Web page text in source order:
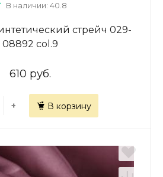
В наличии: 40.8
стрейч 029-
08892 col.9
610 руб.
+ В корзину